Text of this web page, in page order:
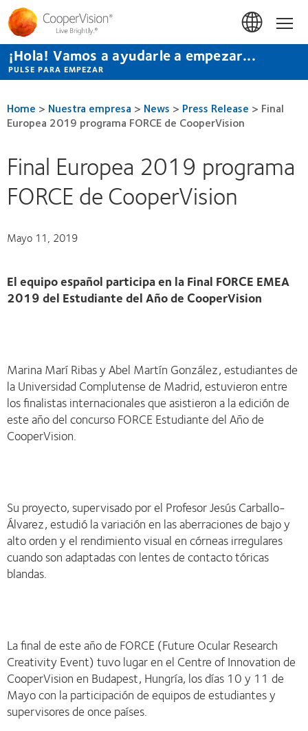
Pasar
contenido
principal
¡Hola! Vamos a ayudarle a empezar...
PULSE PARA EMPEZAR
Home > Nuestra empresa > News > Press Release > Final
Europea 2019 programa FORCE de CooperVision
Final Europea 2019 programa
FORCE de CooperVision
Mayo 11, 2019
El equipo español participa en la Final FORCE EMEA
2019 del Estudiante del Año de CooperVision
Marina Marí Ribas y Abel Martín González, estudiantes de
la Universidad Complutense de Madrid, estuvieron entre
los finalistas internacionales que asistieron a la edición de
este año del concurso FORCE Estudiante del Año de
CooperVision.
Su proyecto, supervisado por el Profesor Jesús Carballo-
Álvarez, estudió la variación en las aberraciones de bajo y
alto orden y el rendimiento visual en córneas irregulares
cuando son adaptadas con lentes de contacto tóricas
blandas.
La final de este año de FORCE (Future Ocular Research
Creativity Event) tuvo lugar en el Centre of Innovation de
CooperVision en Budapest, Hungría, los días 10 y 11 de
Mayo con la participación de equipos de estudiantes y
supervisores de once países.